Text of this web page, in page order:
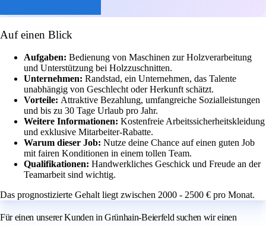
Auf einen Blick
Aufgaben: Bedienung von Maschinen zur Holzverarbeitung
und Unterstützung bei Holzzuschnitten.
Unternehmen: Randstad, ein Unternehmen, das Talente
unabhängig von Geschlecht oder Herkunft schätzt.
Vorteile: Attraktive Bezahlung, umfangreiche Sozialleistungen
und bis zu 30 Tage Urlaub pro Jahr.
Weitere Informationen: Kostenfreie Arbeitssicherheitskleidung
und exklusive Mitarbeiter-Rabatte.
Warum dieser Job: Nutze deine Chance auf einen guten Job
mit fairen Konditionen in einem tollen Team.
Qualifikationen: Handwerkliches Geschick und Freude an der
Teamarbeit sind wichtig.
Das prognostizierte Gehalt liegt zwischen 2000 - 2500 € pro Monat.
Für einen unserer Kunden in Grünhain-Beierfeld suchen wir einen